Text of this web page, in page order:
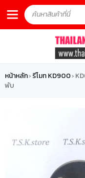
หน้าหลัก› รีโมท KD900›
พับ